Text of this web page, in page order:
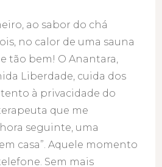
ao sabor do chá
no calor de uma sauna
tão bem! O Anantara,
Liberdade, cuida dos
à privacidade do
que me
seguinte, uma
casa”. Aquele momento
Sem mais